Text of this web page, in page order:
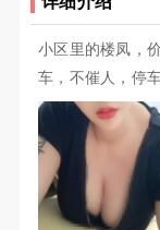
小区里的楼凤，
车，不催人，停